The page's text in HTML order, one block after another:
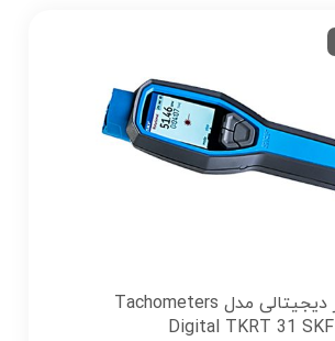
ترمومتر دیجیتالی مدل Tachometers
Digital TKRT 31 SKF